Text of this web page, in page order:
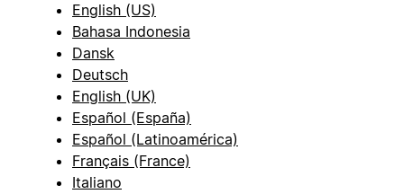
English (US)
Bahasa Indonesia
Dansk
Deutsch
English (UK)
Español (España)
Español (Latinoamérica)
Français (France)
Italiano